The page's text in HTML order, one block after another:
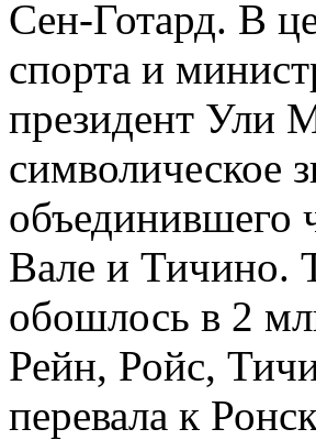
Сен-Готард. В
спорта и
президент Ули
символическое
объединившего
Вале и Тичино.
обошлось в 2
Рейн, Ройс,
перевала к